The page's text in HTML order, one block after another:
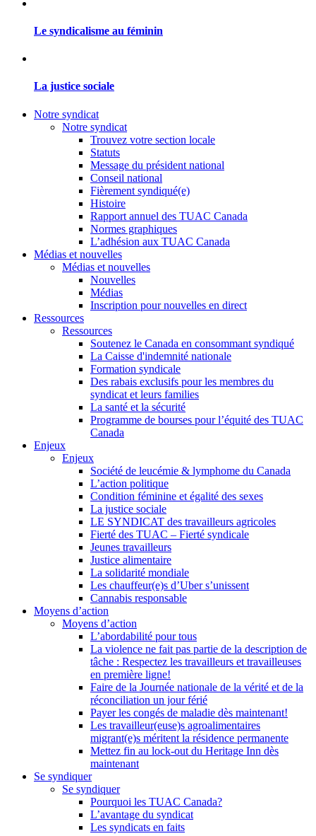
Le syndicalisme au féminin
La justice sociale
Notre syndicat
Notre syndicat
Trouvez votre section locale
Statuts
Message du président national
Conseil national
Fièrement syndiqué(e)
Histoire
Rapport annuel des TUAC Canada
Normes graphiques
L’adhésion aux TUAC Canada
Médias et nouvelles
Médias et nouvelles
Nouvelles
Médias
Inscription pour nouvelles en direct
Ressources
Ressources
Soutenez le Canada en consommant syndiqué
La Caisse d'indemnité nationale
Formation syndicale
Des rabais exclusifs pour les membres du
syndicat et leurs families
La santé et la sécurité
Programme de bourses pour l’équité des TUAC
Canada
Enjeux
Enjeux
Société de leucémie & lymphome du Canada
L’action politique
Condition féminine et égalité des sexes
La justice sociale
LE SYNDICAT des travailleurs agricoles
Fierté des TUAC – Fierté syndicale
Jeunes travailleurs
Justice alimentaire
La solidarité mondiale
Les chauffeur(e)s d’Uber s’unissent
Cannabis responsable
Moyens d’action
Moyens d’action
L’abordabilité pour tous
La violence ne fait pas partie de la description de
tâche : Respectez les travailleurs et travailleuses
en première ligne!
Faire de la Journée nationale de la vérité et de la
réconciliation un jour férié
Payer les congés de maladie dès maintenant!
Les travailleur(euse)s agroalimentaires
migrant(e)s méritent la résidence permanente
Mettez fin au lock-out du Heritage Inn dès
maintenant
Se syndiquer
Se syndiquer
Pourquoi les TUAC Canada?
L’avantage du syndicat
Les syndicats en faits